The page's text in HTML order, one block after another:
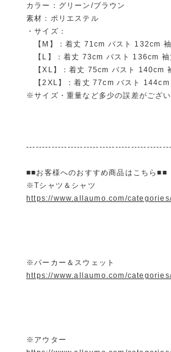
カラー：グリーン/ブラウン
素材：ポリエステル
・サイズ：
【M】：着丈 71cm バスト 132cm
【L】：着丈 73cm バスト 136cm
【XL】：着丈 75cm バスト 140cm
【2XL】：着丈 77cm バスト
※サイズ・重量など多少の誤差がござい
■■お客様へのおすすめ商品はこちら■■
※Tシャツ＆シャツ
https://www.allaumo.com/
※パーカー＆スウェット
https://www.allaumo.com/
※アウター